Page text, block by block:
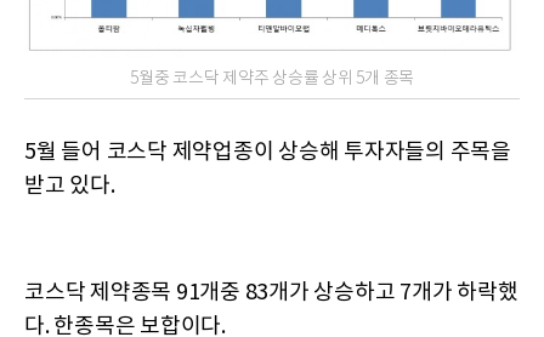
5월중 코스닥 제약주 상승률 상위 5개 종목
5월 들어 코스닥 제약업종이 상승해 투자자들의 주목을
받고 있다.
코스닥 제약종목 91개중 83개가 상승하고 7개가 하락했
다. 한종목은 보합이다.